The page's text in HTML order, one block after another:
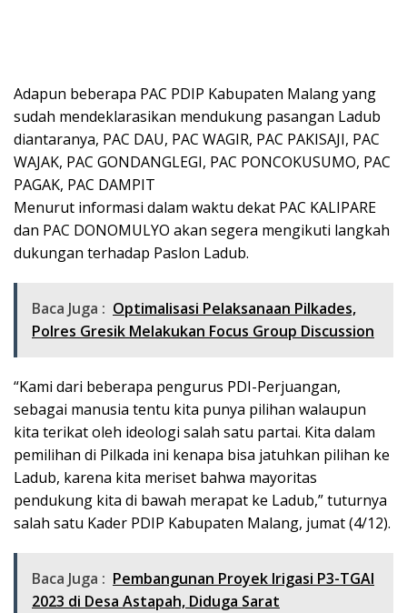
Adapun beberapa PAC PDIP Kabupaten Malang yang
sudah mendeklarasikan mendukung pasangan Ladub
diantaranya, PAC DAU, PAC WAGIR, PAC PAKISAJI, PAC
WAJAK, PAC GONDANGLEGI, PAC PONCOKUSUMO, PAC
PAGAK, PAC DAMPIT
Menurut informasi dalam waktu dekat PAC KALIPARE
dan PAC DONOMULYO akan segera mengikuti langkah
dukungan terhadap Paslon Ladub.
Baca Juga : Optimalisasi Pelaksanaan Pilkades,
Polres Gresik Melakukan Focus Group Discussion
“Kami dari beberapa pengurus PDI-Perjuangan,
sebagai manusia tentu kita punya pilihan walaupun
kita terikat oleh ideologi salah satu partai. Kita dalam
pemilihan di Pilkada ini kenapa bisa jatuhkan pilihan ke
Ladub, karena kita meriset bahwa mayoritas
pendukung kita di bawah merapat ke Ladub,” tuturnya
salah satu Kader PDIP Kabupaten Malang, jumat (4/12).
Baca Juga : Pembangunan Proyek Irigasi P3-TGAI
2023 di Desa Astapah, Diduga Sarat